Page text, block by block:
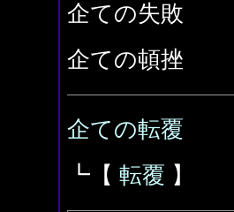
企ての失敗
企ての頓挫
企ての転覆
┗【 転覆 】